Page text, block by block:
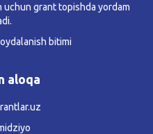
uchun grant topishda yordam
bitimi
aloqa